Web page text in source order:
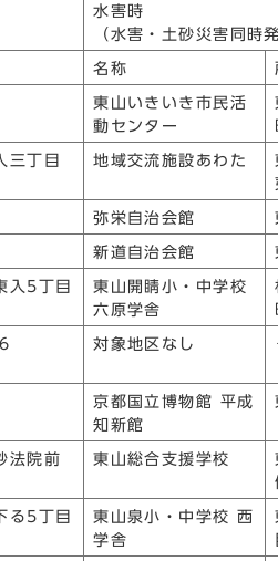
水害時
（水害・土砂災害同時
名称
東山いきいき市民活
動センター
三丁目
地域交流施設あわた
弥栄自治会館
新道自治会館
入5丁目
東山開睛小・中学校
六原学舎
対象地区なし
京都国立博物館 平成
知新館
法院前
東山総合支援学校
る5丁目
東山泉小・中学校 西
学舎